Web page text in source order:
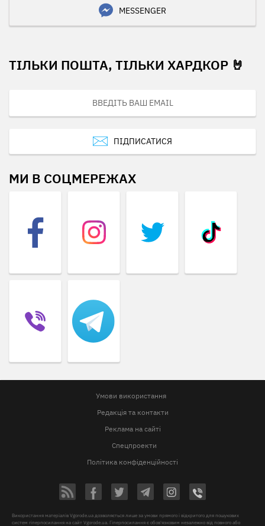
MESSENGER
ТІЛЬКИ ПОШТА, ТІЛЬКИ ХАРДКОР 🤘
ПІДПИСАТИСЯ
МИ В СОЦМЕРЕЖАХ
Умови використання
Редакція та контакти
Реклама на сайті
Спецпроекти
Політика конфіденційності
Використання матеріалів Vgorode.ua дозволяється лише за умови прямого і відкритого для пошукових
систем гіперпосилання на сайт Vgorode.ua. Гіперпосилання є обов'язковим незалежно від повного або